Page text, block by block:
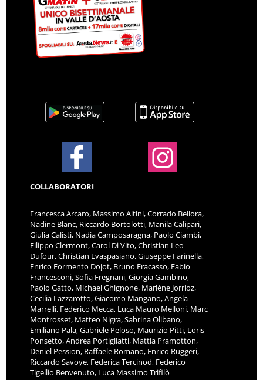
COLLABORATORI
Francesca Arcaro, Massimo Altini, Corrado Bellora,
Nadine Blanc, Riccardo Bortolotti, Manila Calipari,
Giulia Calisti, Nadia Camposaragna, Paolo Ciambi,
Filippo Clermont, Carol Di Vito, Christian Leo
Dufour, Christian Evaspasiano, Giuseppe Farinella,
Enrico Formento Dojot, Bruno Fracasso, Fabio
Francesconi, Sofia Fregnani, Giorgia Gambino,
Paolo Gatto, Michael Ghignone, Marlène Jorrioz,
Cecilia Lazzarotto, Giacomo Mangano, Angela
Marrelli, Federico Mecca, Luca Mauro Melloni, Marc
Montrosset, Matteo Nigra, Sabrina Olibano,
Emiliano Pala, Gabriele Peloso, Maurizio Pitti, Loris
Ponsetto, Andrea Portigliatti, Mattia Pramotton,
Deniel Pession, Raffaele Romano, Enrico Ruggeri,
Riccardo Savoye, Federica Tercinod, Federico
Tigellio Benvenuto, Luca Massimo Trifilò